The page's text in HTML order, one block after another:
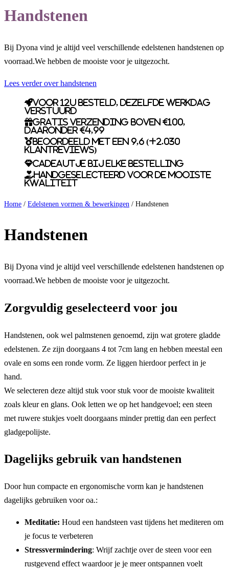
Handstenen
Bij Dyona vind je altijd veel verschillende edelstenen handstenen op
voorraad.We hebben de mooiste voor je uitgezocht.
Lees verder over handstenen
Voor 12u besteld, dezelfde werkdag
verstuurd
Gratis verzending boven €100,
daaronder €4,99
Beoordeeld met een 9,6 (+2.030
klantreviews)
Cadeautje bij elke bestelling
Handgeselecteerd voor de mooiste
kwaliteit
Home / Edelstenen vormen & bewerkingen / Handstenen
Handstenen
Bij Dyona vind je altijd veel verschillende edelstenen handstenen op
voorraad.We hebben de mooiste voor je uitgezocht.
Zorgvuldig geselecteerd voor jou
Handstenen, ook wel palmstenen genoemd, zijn wat grotere gladde
edelstenen. Ze zijn doorgaans 4 tot 7cm lang en hebben meestal een
ovale en soms een ronde vorm. Ze liggen hierdoor perfect in je
hand.
We selecteren deze altijd stuk voor stuk voor de mooiste kwaliteit
zoals kleur en glans. Ook letten we op het handgevoel; een steen
met ruwere stukjes voelt doorgaans minder prettig dan een perfect
gladgepolijste.
Dagelijks gebruik van handstenen
Door hun compacte en ergonomische vorm kan je handstenen
dagelijks gebruiken voor oa.:
Meditatie: Houd een handsteen vast tijdens het mediteren om
je focus te verbeteren
Stressvermindering: Wrijf zachtje over de steen voor een
rustgevend effect waardoor je je meer ontspannen voelt